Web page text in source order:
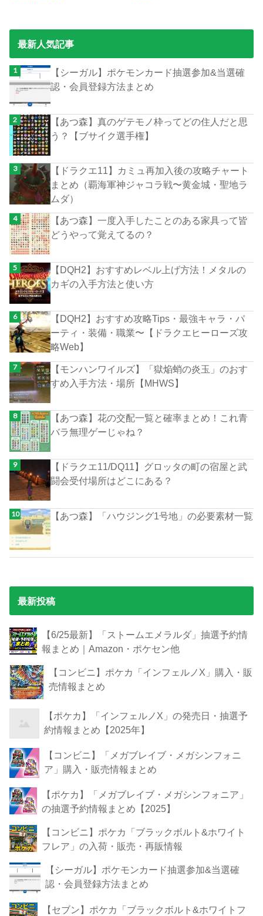
最新人気記事
【シーガル】ポケモンカード抽選参加&当選確
認・会員登録方法まとめ
【あつ森】真のゲテモノ枠ってどの住人だと思
う？【ブサイク選手権】
【ドラクエ11】カミュ再加入後の攻略チャート
まとめ（覇海軍神ジャコラ戦〜黄金城・聖地ラ
ムダ）
【あつ森】一度入手したことのある家具って皆
どうやって覚えてるの？
【DQH2】おすすめレベル上げ方法！メタルの
カギの入手方法と使い方
【DQH2】おすすめ攻略Tips・最強キャラ・パ
ーティ・装備・職業〜【ドラクエヒーローズ攻
略Web】
【モンハンワイルズ】「獄焔蛸の炎玉」のおす
すめ入手方法・場所【MHWS】
【あつ森】花の交配一覧と確率まとめ！これ青
バラ無理ゲーじゃね？
【ドラクエ11/DQ11】グロッタの町の宿屋と武
闘会受付場所はどこにある？
【あつ森】「ハウジング1号地」の必要素材一覧
最新投稿
【6/25最新】「ストームエメラルダ」抽選予約情
報まとめ｜Amazon・ポケセン他
【コンビニ】ポケカ「インフェルノX」購入・販
売情報まとめ
【ポケカ】「インフェルノX」の発売日・抽選予
約情報まとめ【2025年】
【コンビニ】「メガブレイブ・メガシンフォニ
ア」購入・販売情報まとめ
【ポケカ】「メガブレイブ・メガシンフォニア」
の抽選予約情報まとめ【2025】
【コンビニ】ポケカ「ブラックボルト&ホワイト
フレア」の入荷・販売・再販情報
【シーガル】ポケモンカード抽選参加&当選確
認・会員登録方法まとめ
【セブン】ポケカ「ブラックボルト&ホワイトフ